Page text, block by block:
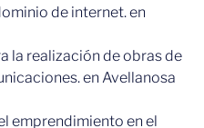
de internet. en
la realización de obras de
en Avellanosa
emprendimiento en el